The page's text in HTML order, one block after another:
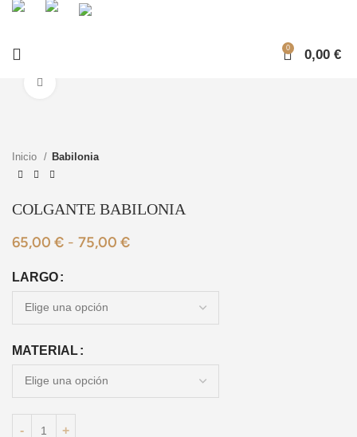
0 0,00 €
Inicio Babilonia
COLGANTE BABILONIA
65,00 € - 75,00 €
LARGO
MATERIAL